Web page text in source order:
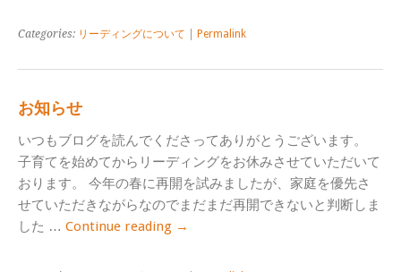
Categories: リーディングについて Permalink
お知らせ
いつもブログを読んでくださってありがとうございます。
子育てを始めてからリーディングをお休みさせていただいて
おります。 今年の春に再開を試みましたが、家庭を優先さ
せていただきながらなのでまだまだ再開できないと判断しま
した … Continue reading →